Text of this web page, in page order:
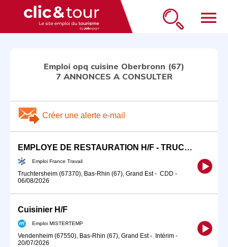
menu
Emploi opq cuisine Oberbronn (67)
7 ANNONCES A CONSULTER
Créer une alerte e-mail
EMPLOYE DE RESTAURATION H/F - TRUCHTERSHEIM - CDD (H/F)
Emploi France Travail
Truchtersheim (67370), Bas-Rhin (67), Grand Est- CDD -
06/08/2026
Cuisinier H/F
Emploi MISTERTEMP
Vendenheim (67550), Bas-Rhin (67), Grand Est- Intérim -
20/07/2026